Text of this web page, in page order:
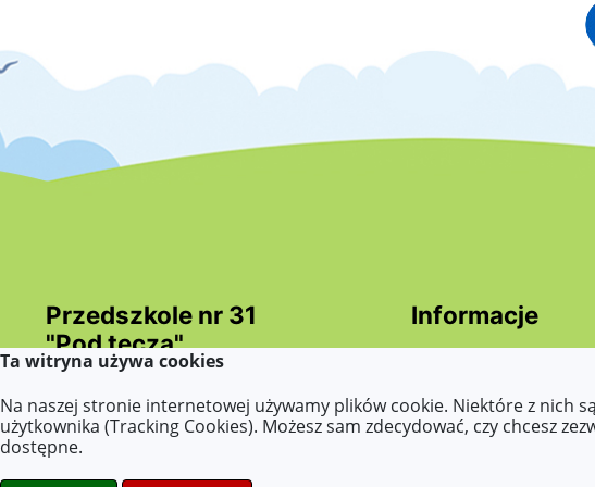
Przedszkole nr 31
"Pod tęczą"
w Koninie
Wszelkie prawa zastrzeżone ©.
stronydlaoswaity.pl
otwiera się w nowym oknie
Informacje
(ETR - Easy to read,
odczytywany
Ta witryna używa cookies
Na naszej stronie internetowej używamy plików cookie. Niektóre z nich
użytkownika (Tracking Cookies). Możesz sam zdecydować, czy chcesz
dostępne.